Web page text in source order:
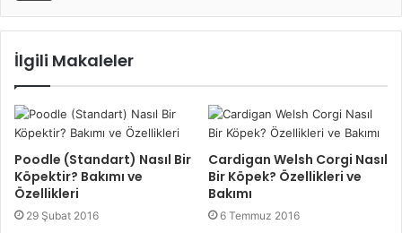
İlgili Makaleler
Poodle (Standart) Nasıl Bir
Köpektir? Bakımı ve
Özellikleri
29 Şubat 2016
Cardigan Welsh Corgi Nasıl
Bir Köpek? Özellikleri ve
Bakımı
6 Temmuz 2016